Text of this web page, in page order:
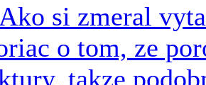
si zmeral
o tom, ze
takze